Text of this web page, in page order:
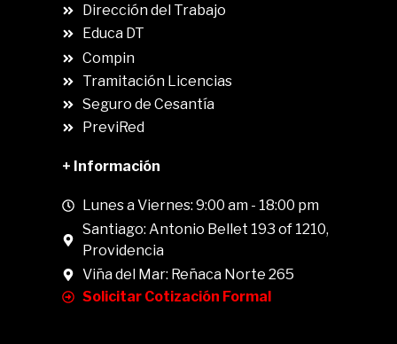
Dirección del Trabajo
Educa DT
Compin
Tramitación Licencias
Seguro de Cesantía
PreviRed
+ Información
Lunes a Viernes: 9:00 am - 18:00 pm
Santiago: Antonio Bellet 193 of 1210,
Providencia
Viña del Mar: Reñaca Norte 265
Solicitar Cotización Formal